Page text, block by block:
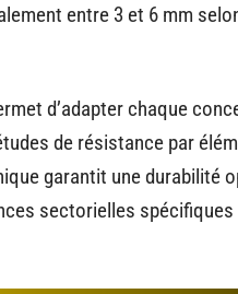
entre 3 et 6 mm
d’adapter chaque
de résistance par
garantit une durabilité
sectorielles